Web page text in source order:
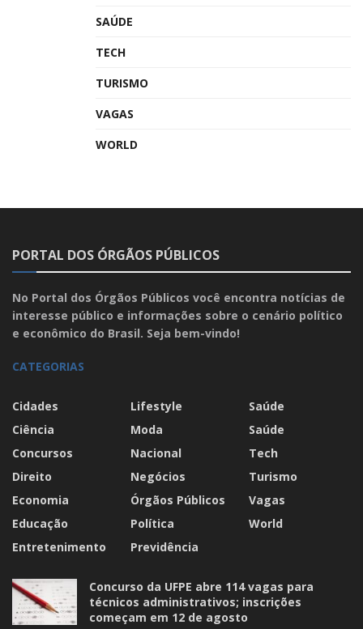
SAÚDE
TECH
TURISMO
VAGAS
WORLD
PORTAL DOS ÓRGÃOS PÚBLICOS
No Portal dos Órgãos Públicos você encontra notícias de
interesse público e informações sobre o cenário político
e econômico do Brasil. Seja bem-vindo!
CATEGORIAS
Cidades
Ciência
Concursos
Direito
Economia
Educação
Entretenimento
Lifestyle
Moda
Nacional
Negócios
Órgãos Públicos
Política
Previdência
Saúde
Saúde
Tech
Turismo
Vagas
World
Concurso da UFPE abre 114 vagas para
técnicos administrativos; inscrições
começam em 12 de agosto